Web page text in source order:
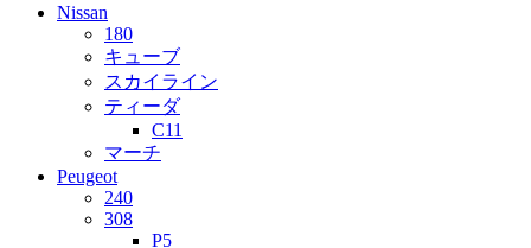
Nissan
180
キューブ
スカイライン
ティーダ
C11
マーチ
Peugeot
240
308
P5